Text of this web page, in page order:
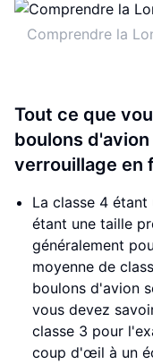
Comprendre la
Tout ce que
boulons
verrouillage en
La classe 4
étant une taille
généralement
moyenne de
boulons d'avion
vous devez
classe 3 pour
coup d'œil à un